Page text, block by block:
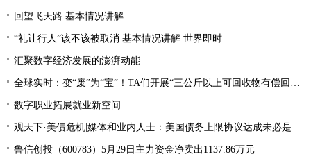
回望飞天路 基本情况讲解
“礼让行人”该不该被取消 基本情况讲解 世界即时
汇聚数字经济发展的澎湃动能
全球实时：变“废”为“宝”！TA们开展“三公斤以上可回收物有偿回收”宣传活动
数字职业拓展就业新空间
观天下·美债危机|媒体和业内人士：美国债务上限协议达成未必是“好消息”
鲁信创投（600783）5月29日主力资金净卖出1137.86万元